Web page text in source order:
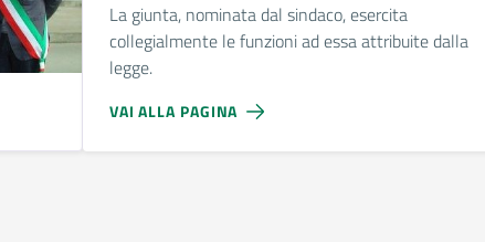
La giunta, nominata dal sindaco, esercita
collegialmente le funzioni ad essa attribuite dalla
legge.
VAI ALLA PAGINA